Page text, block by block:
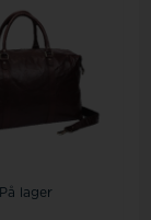
På lager